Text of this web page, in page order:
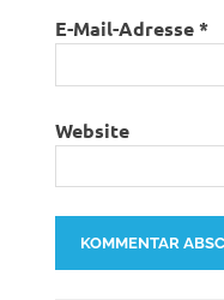
E-Mail-Adresse*
Website